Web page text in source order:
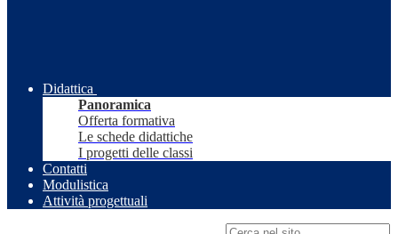
Didattica
Panoramica
Offerta formativa
Le schede didattiche
I progetti delle classi
Contatti
Modulistica
Attività progettuali